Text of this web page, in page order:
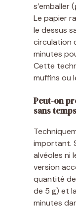
s’emballer
Le papier
le dessus
circulation
minutes
Cette
muffins ou
Peut-on
sans
important.
alvéoles ni
version
quantité de
de 5 g) et
minutes